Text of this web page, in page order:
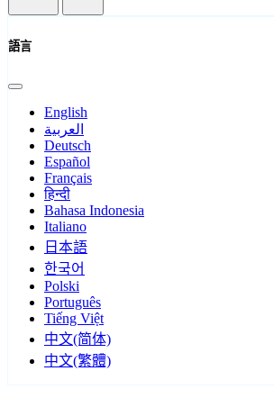
語言
English
العربية
Deutsch
Español
Français
हिन्दी
Bahasa Indonesia
Italiano
日本語
한국어
Polski
Português
Tiếng Việt
中文(简体)
中文(繁體)